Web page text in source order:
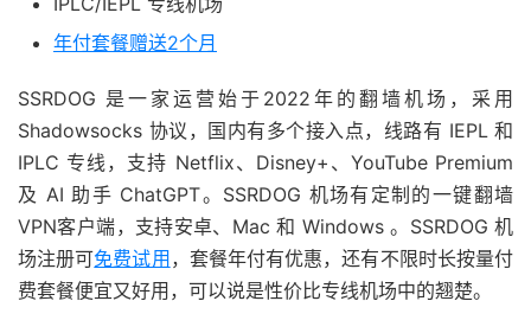
年付套餐赠送2个月
SSRDOG 是一家运营始于2022年的翻墙机场，采用
Shadowsocks 协议，国内有多个接入点，线路有 IEPL 和
IPLC 专线，支持 Netflix、Disney+、YouTube Premium
及 AI 助手 ChatGPT。SSRDOG 机场有定制的一键翻墙
VPN客户端，支持安卓、Mac 和 Windows 。SSRDOG 机
场注册可免费试用 ，套餐年付有优惠，还有不限时长按量付
费套餐便宜又好用，可以说是性价比专线机场中的翘楚。